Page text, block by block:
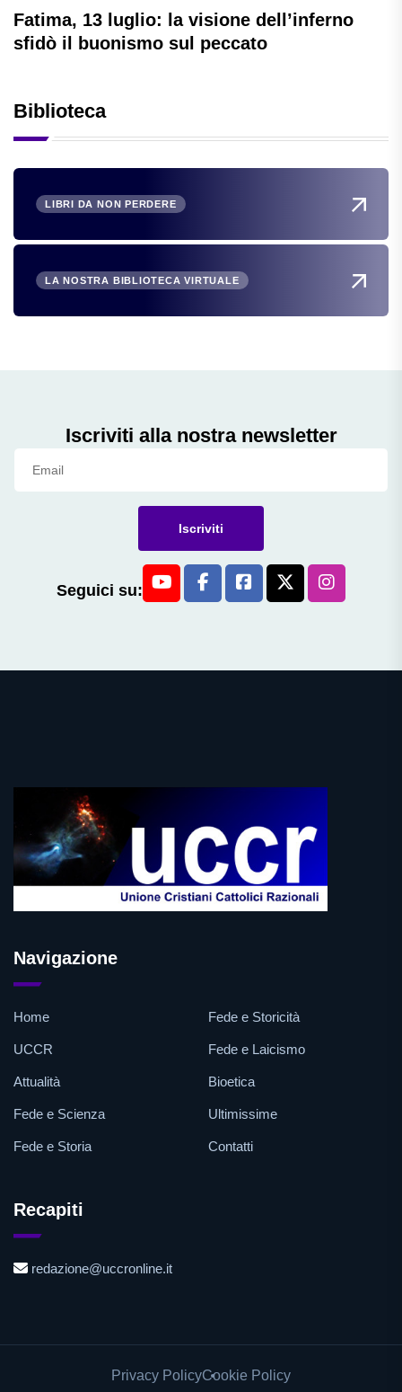
Fatima, 13 luglio: la visione dell’inferno
sfidò il buonismo sul peccato
Biblioteca
LIBRI DA NON PERDERE
LA NOSTRA BIBLIOTECA VIRTUALE
Iscriviti alla nostra newsletter
Iscriviti
Seguici su:
Navigazione
Home
UCCR
Attualità
Fede e Scienza
Fede e Storia
Fede e Storicità
Fede e Laicismo
Bioetica
Ultimissime
Contatti
Recapiti
redazione@uccronline.it
Privacy PolicyCookie Policy